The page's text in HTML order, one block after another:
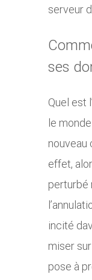
serveur
ses
Quel est
le
nouveau
effet,
perturbé
incité
miser
pose à